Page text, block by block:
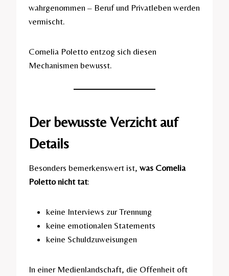
wahrgenommen – Beruf und Privatleben werden
vermischt.
Cornelia Poletto entzog sich diesen
Mechanismen bewusst.
Der bewusste Verzicht auf
Details
Besonders bemerkenswert ist, was Cornelia
Poletto nicht tat:
keine Interviews zur Trennung
keine emotionalen Statements
keine Schuldzuweisungen
In einer Medienlandschaft, die Offenheit oft